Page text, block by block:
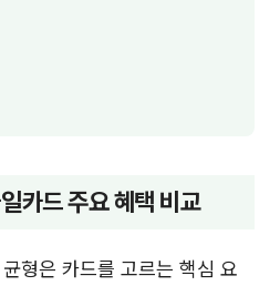
카드 주요 혜택 비교
형은 카드를 고르는 핵심 요